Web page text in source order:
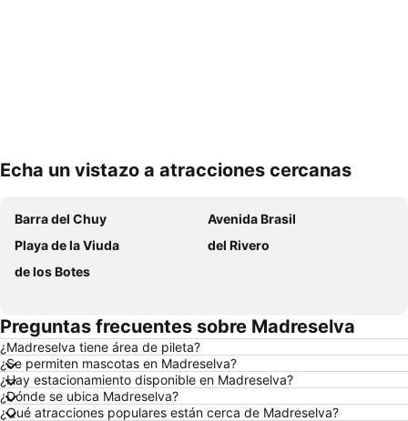
Echa un vistazo a atracciones cercanas
Barra del Chuy
Avenida Brasil
Playa de la Viuda
del Rivero
de los Botes
Preguntas frecuentes sobre Madreselva
¿Madreselva tiene área de pileta?
¿Se permiten mascotas en Madreselva?
¿Hay estacionamiento disponible en Madreselva?
¿Dónde se ubica Madreselva?
¿Qué atracciones populares están cerca de Madreselva?